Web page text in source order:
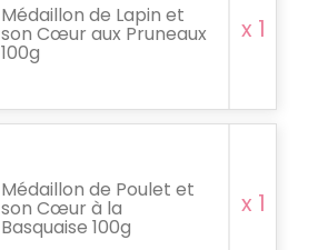
Médaillon de Lapin et
son Cœur aux Pruneaux
100g
x 1
Médaillon de Poulet et
son Cœur à la
Basquaise 100g
x 1